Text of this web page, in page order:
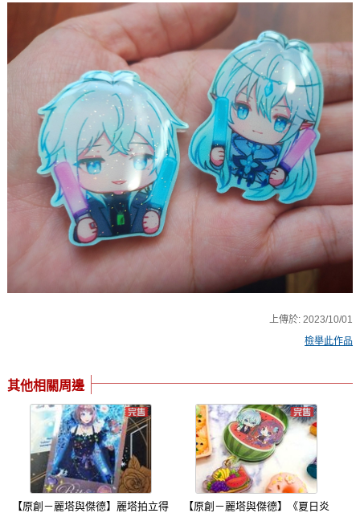
上傳於: 2023/10/01
檢舉此作品
其他相關周邊
【原創－麗塔與傑德】麗塔拍立得
【原創－麗塔與傑德】《夏日炎